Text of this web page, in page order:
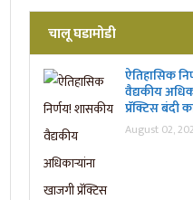
चालू घडामोडी
ऐतिहासिक
वैद्यकीय
प्रॅक्टिस बंदी
August 02,